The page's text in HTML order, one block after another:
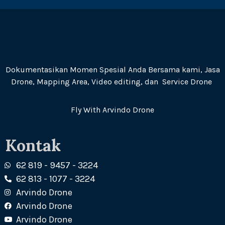
Dokumentasikan Momen Spesial Anda Bersama kami, Jasa
Drone, Mapping Area, Video editing, dan Service Drone
Fly With Arvindo Drone
Kontak
62 819 - 9457 - 3224
62 813 - 1077 - 3224
Arvindo Drone
Arvindo Drone
Arvindo Drone